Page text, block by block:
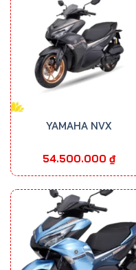
YAMAHA NVX
54.500.000 ₫